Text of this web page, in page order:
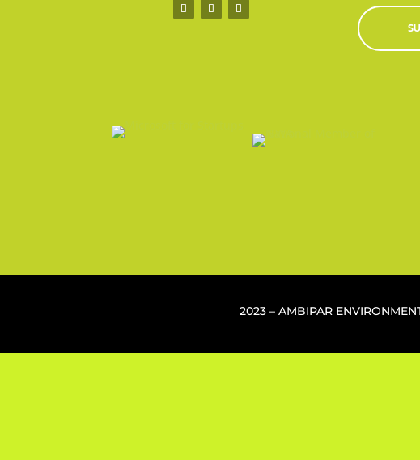
2023 – AMBIPAR